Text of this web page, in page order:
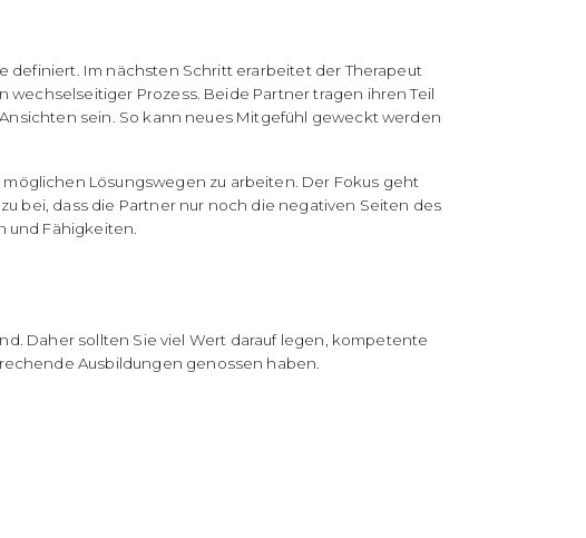
definiert. Im nächsten Schritt erarbeitet der Therapeut
Prozess. Beide Partner tragen ihren Teil
sein. So kann neues Mitgefühl geweckt werden
Lösungswegen zu arbeiten. Der Fokus geht
bei, dass die Partner nur noch die negativen Seiten des
und Fähigkeiten.
Daher sollten Sie viel Wert darauf legen, kompetente
Ausbildungen genossen haben.